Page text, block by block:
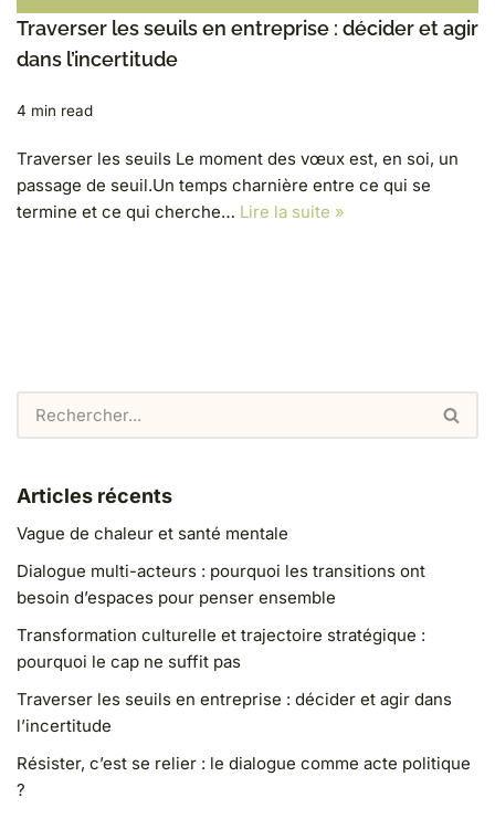
Traverser les seuils en entreprise : décider et agir
dans l’incertitude
4 min read
Traverser les seuils Le moment des vœux est, en soi, un
passage de seuil.Un temps charnière entre ce qui se
termine et ce qui cherche… Lire la suite »
Articles récents
Vague de chaleur et santé mentale
Dialogue multi-acteurs : pourquoi les transitions ont
besoin d’espaces pour penser ensemble
Transformation culturelle et trajectoire stratégique :
pourquoi le cap ne suffit pas
Traverser les seuils en entreprise : décider et agir dans
l’incertitude
Résister, c’est se relier : le dialogue comme acte politique
?